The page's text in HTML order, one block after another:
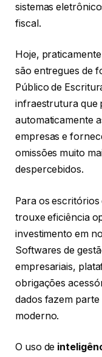
sistemas
fiscal.
Hoje,
são entregues de
Público de
infraestrutura que
automaticamente
empresas e
omissões muito
despercebidos.
Para os
trouxe eficiência
investimento em
Softwares de
empresariais,
obrigações
dados fazem
moderno.
O uso de